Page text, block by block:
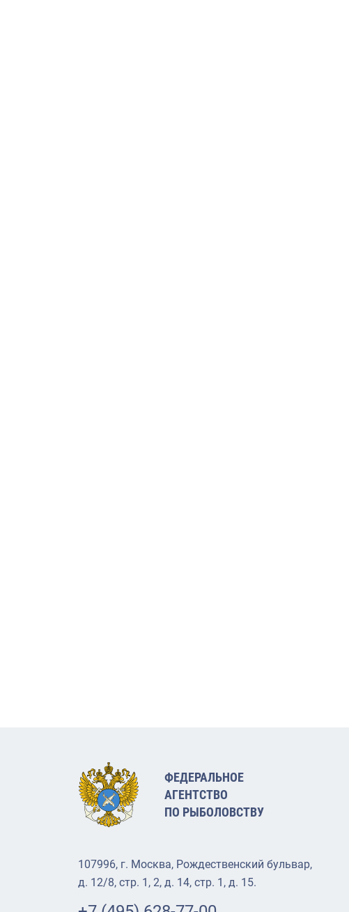
ФЕДЕРАЛЬНОЕ
АГЕНТСТВО
ПО РЫБОЛОВСТВУ
107996, г. Москва, Рождественский бульвар,
д. 12/8, стр. 1, 2, д. 14, стр. 1, д. 15.